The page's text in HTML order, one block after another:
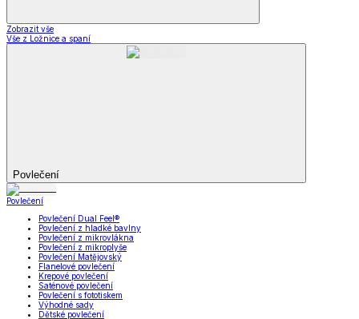
Zobrazit vše
Vše z Ložnice a spaní
Povlečení
Povlečení
Povlečení Dual Feel®
Povlečení z hladké bavlny
Povlečení z mikrovlákna
Povlečení z mikroplyše
Povlečení Matějovský
Flanelové povlečení
Krepové povlečení
Saténové povlečení
Povlečení s fototiskem
Výhodné sady
Dětské povlečení